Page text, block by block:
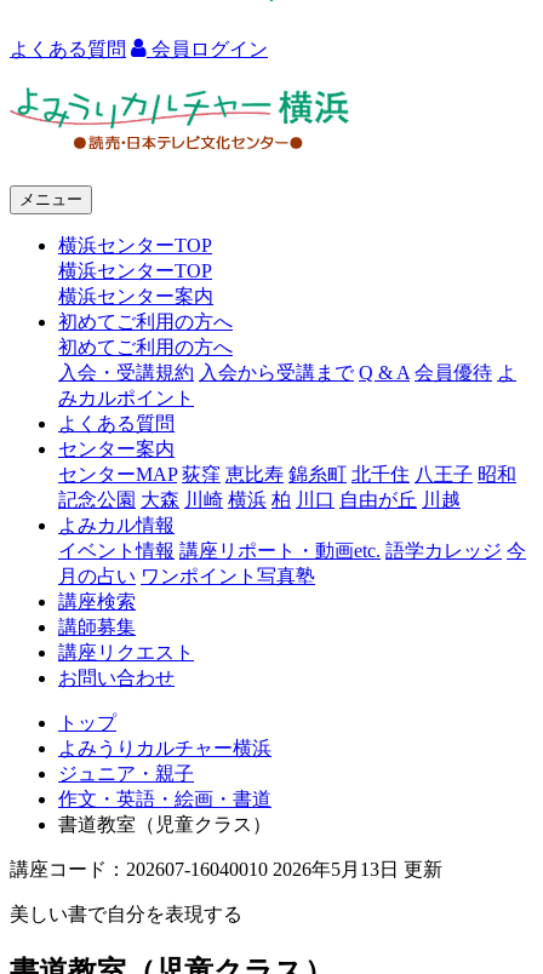
よくある質問 会員ログイン
ャ
浜
メニュー
横浜センターTOP
横浜センターTOP
横浜センター案内
初めてご利用の方へ
初めてご利用の方へ
入会・受講規約 入会から受講まで Q & A 会員優待 よ
みカルポイント
よくある質問
センター案内
センターMAP 荻窪 恵比寿 錦糸町 北千住 八王子 昭和
記念公園 大森 川崎 横浜 柏 川口 自由が丘 川越
よみカル情報
イベント情報 講座リポート・動画etc. 語学カレッジ 今
月の占い ワンポイント写真塾
講座検索
講師募集
講座リクエスト
お問い合わせ
トップ
よみうりカルチャー横浜
ジュニア・親子
作文・英語・絵画・書道
書道教室（児童クラス）
講座コード：202607-16040010 2026年5月13日 更新
美しい書で自分を表現する